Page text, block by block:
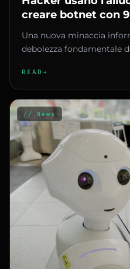
creare botnet con
Una nuova minaccia
debolezza fondamentale
READ →
// News